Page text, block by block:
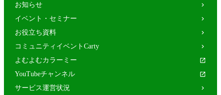
お知らせ
イベント・セミナー
お役立ち資料
コミュニティイベントCarty
よむよむカラーミー
YouTubeチャンネル
サービス運営状況